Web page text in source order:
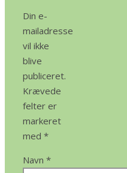
Din e-
mailadresse
vil ikke
blive
publiceret.
Krævede
felter er
markeret
med *
Navn *